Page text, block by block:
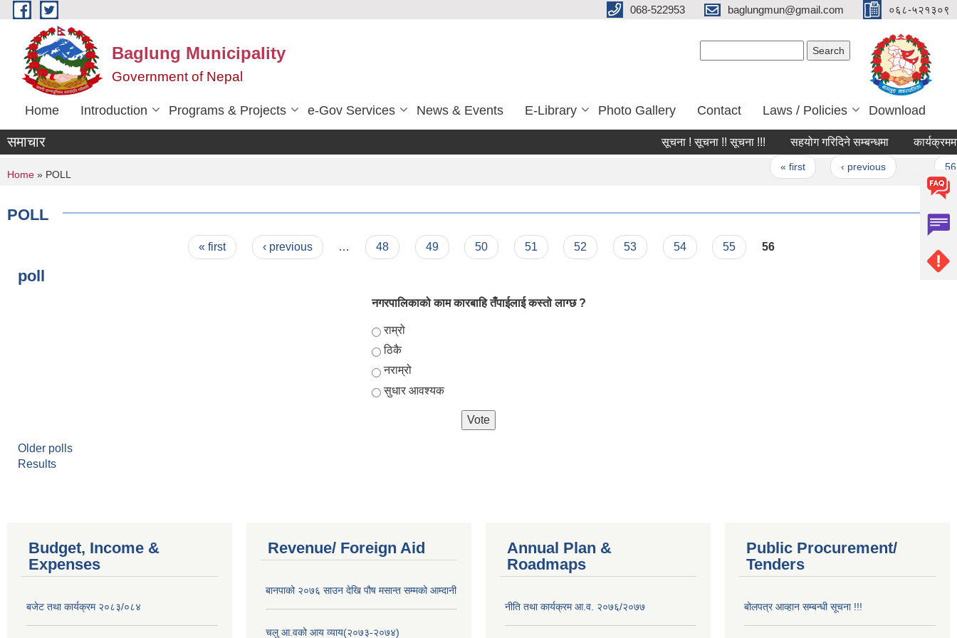
Skip to main content 068-522953 baglungmun@gmail.com ०६८-५२१३०९
Baglung Municipality
Government of Nepal
Home Introduction Programs & Projects e-Gov Services News & Events E-Library Photo Gallery Contact Laws / Policies Download
समाचार सूचना ! सूचना !! सूचना !!! सहयोग गरिदिने सम्बन्धमा कार्यक्रममा
« first ‹ previous
You are here
Home » POLL
POLL
« first ‹ previous … 48 49 50 51 52 53 54 55 56
poll
नगरपालिकाको काम कारबाहि तँपाईलाई कस्तो लाग्छ ?
Choices
राम्रो
ठिकै
नराम्रो
सुधार आवश्यक
Older polls
Results
Budget, Income &
Expenses
बजेट तथा कार्यक्रम २०८३/०८४
Revenue/ Foreign Aid
बानपाको २०७६ साउन देखि पौष मसान्त सम्मको आम्दानी
चलु आ.वको आय व्याय(२०७३-२०७४)
Annual Plan &
Roadmaps
नीति तथा कार्यक्रम आ.व. २०७६/२०७७
Public Procurement/
Tenders
बोलपत्र आव्हान सम्बन्धी सूचना !!!